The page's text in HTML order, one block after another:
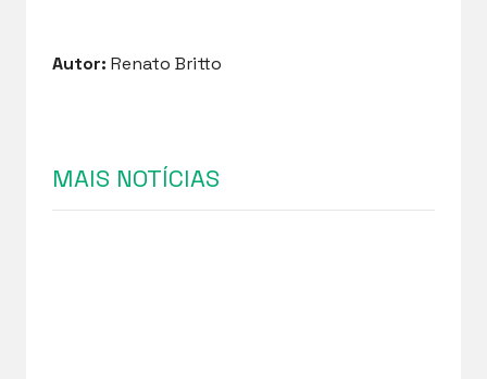
Autor: Renato Britto
MAIS NOTÍCIAS